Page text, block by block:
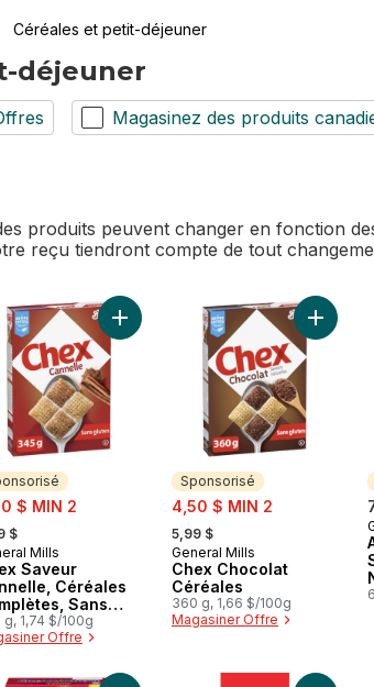
Céréales et petit-déjeuner
déjeuner
Magasinez des produits
produits peuvent changer en fonction
reçu tiendront compte de tout
Croquante Croustade Aux Pommes Proteines
$ MIN 2
$
Mills
Saveur
Céréales
Sans
g, 1,74 $/100g
Offre
Ajouter Chex Saveur Cannelle,
Sponsorisé
sale:
4,50 $ MIN 2
, formerly:
5,99 $
Sponsorisé
General Mills
Chex Chocolat
Céréales
360 g, 1,66 $/100g
Magasiner Offre